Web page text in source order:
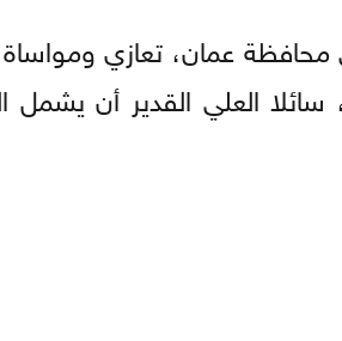
عمان، تعازي ومواساة
العلي القدير أن يشمل